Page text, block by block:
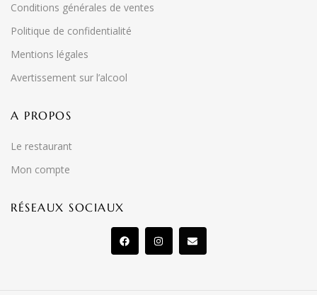
Conditions générales de ventes
Politique de confidentialité
Mentions légales
Avertissement sur l’alcool
A PROPOS
Le restaurant
Mon compte
RÉSEAUX SOCIAUX